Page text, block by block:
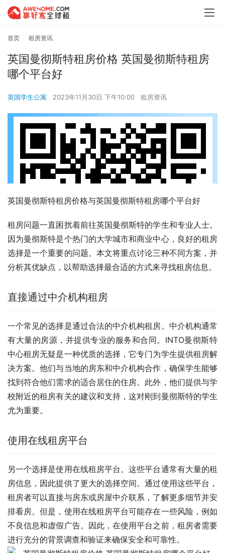
首页 租房资讯
英国曼彻斯特租房价格 英国曼彻斯特租房
哪个平台好
英国学生公寓 2023年11月30日 下午10:00 租房资讯
英国曼彻斯特租房价格与英国曼彻斯特租房哪个平台好
租房问题一直困扰着前往英国曼彻斯特的学生和专业人士。
因为曼彻斯特是个热门的大学城市和商业中心，良好的租房
选择是一个重要的问题。本文将重点讨论三种不同方案，并
分析其优缺点，以帮助选择最合适的方式来寻找租房信息。
直接通过中介机构租房
一个常见的选择是通过合法的中介机构租房。中介机构通常
有大量的房源，并提供专业的服务和合同。INTO曼彻斯特
中心租房无疑是一种优质的选择，它专门为学生提供租房解
决方案。他们与当地的房东和中介机构合作，确保学生能够
找到符合他们需求的适合居住的住房。此外，他们提供与学
校附近的租房有关的建议和支持，这对刚到曼彻斯特的学生
尤为重要。
使用在线租房平台
另一个选择是使用在线租房平台。这些平台通常有大量的租
房信息，因此提供了更大的选择空间。通过使用这些平台，
租房者可以直接与房东或房屋中介联系，了解更多细节并安
排看房。但是，使用在线租房平台可能存在一些风险，例如
不良信息和虚假广告。因此，在使用平台之前，租房者需要
进行充分的背景调查和验证来确保安全和可靠性。